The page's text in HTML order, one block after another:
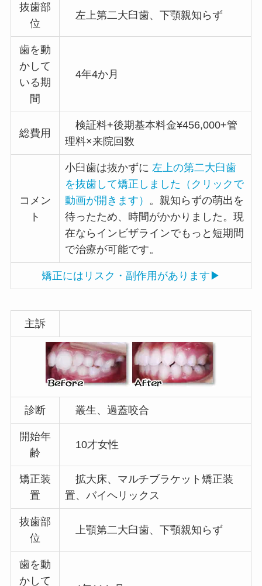
抜歯部
位
左上第二大臼歯、下顎親知らず
歯を動
かして
いる期
間
4年4か月
総費用
検証料+後期基本料金¥456,000+管
理料×来院回数
コメン
ト
小臼歯は抜かずに 左上の第二大臼歯
を抜歯して矯正しました（クリックで
動画が開きます）
。親知らずの萌出を
待ったため、時間がかかりました。現
在ならインビザラインでもっと短期間
で治療が可能です。
矯正にはリスク・副作用があります▶
主訴
診断 叢生、過蓋咬合
開始年
齢
10才女性
矯正装
置
拡大床、マルチブラケット矯正装
置、バイヘリックス
抜歯部
位
上顎第二大臼歯、下顎親知らず
歯を動
かして